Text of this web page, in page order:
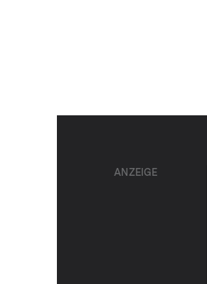
ANZEIGE